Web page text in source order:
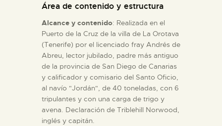
Área de contenido y estructura
Alcance y contenido: Realizada en el
Puerto de la Cruz de la villa de La Orotava
(Tenerife) por el licenciado fray Andrés de
Abreu, lector jubilado, padre más antiguo
de la provincia de San Diego de Canarias
y calificador y comisario del Santo Oficio,
al navío "Jordán", de 40 toneladas, con 6
tripulantes y con una carga de trigo y
avena. Declaración de Triblehill Norwood,
inglés y capitán.